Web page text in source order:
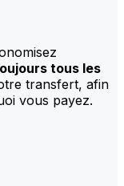
tous les
transfert, afin
vous payez.